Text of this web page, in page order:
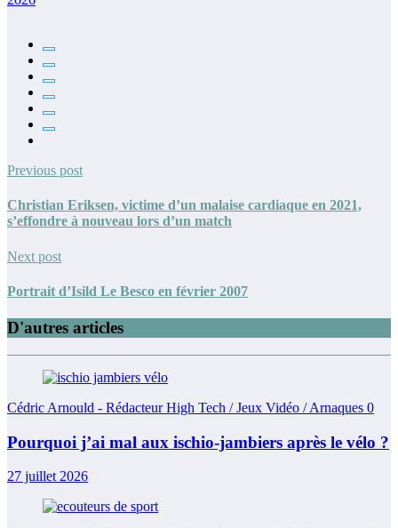
Previous post
Christian Eriksen, victime d’un malaise cardiaque en 2021,
s’effondre à nouveau lors d’un match
Next post
Portrait d’Isild Le Besco en février 2007
D'autres articles
Cédric Arnould - Rédacteur High Tech / Jeux Vidéo / Arnaques 0
Pourquoi j’ai mal aux ischio-jambiers après le vélo ?
27 juillet 2026